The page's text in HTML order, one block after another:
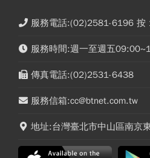
服務電話:(02)2581-6196 按
服務時間:週一至週五
傳真電話:(02)2531-6438
服務信箱:cc@btnet.com.tw
地址:台灣臺北市中山區南京